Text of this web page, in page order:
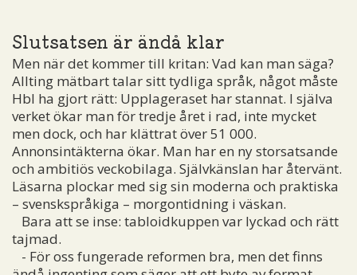
Slutsatsen är ändå klar
Men när det kommer till kritan: Vad kan man säga?
Allting mätbart talar sitt tydliga språk, något måste
Hbl ha gjort rätt: Upplageraset har stannat. I själva
verket ökar man för tredje året i rad, inte mycket
men dock, och har klättrat över 51 000.
Annonsintäkterna ökar. Man har en ny storsatsande
och ambitiös veckobilaga. Självkänslan har återvänt.
Läsarna plockar med sig sin moderna och praktiska
– svenskspråkiga – morgontidning i väskan.
Bara att se inse: tabloidkuppen var lyckad och rätt
tajmad.
- För oss fungerade reformen bra, men det finns